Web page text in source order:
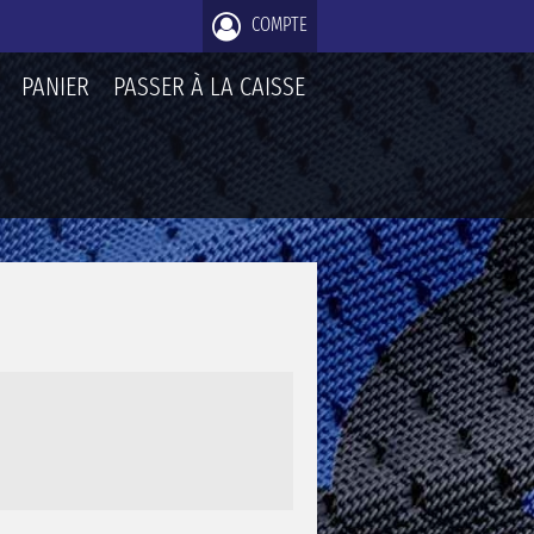
COMPTE
PANIER PASSER À LA CAISSE